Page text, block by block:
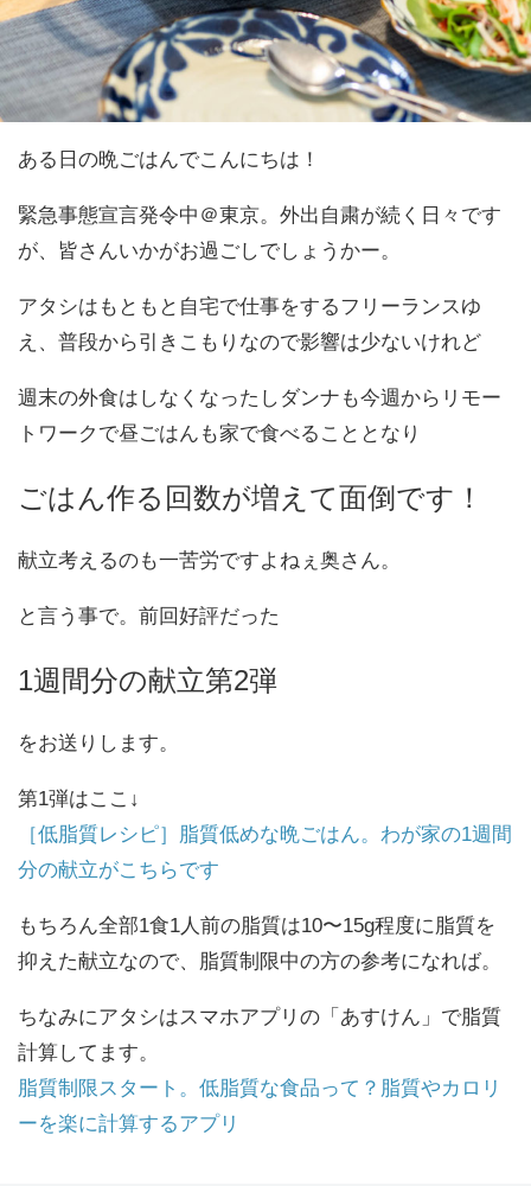
ある日の晩ごはんでこんにちは！
緊急事態宣言発令中＠東京。外出自粛が続く日々です
が、皆さんいかがお過ごしでしょうかー。
アタシはもともと自宅で仕事をするフリーランスゆ
え、普段から引きこもりなので影響は少ないけれど
週末の外食はしなくなったしダンナも今週からリモー
トワークで昼ごはんも家で食べることとなり
ごはん作る回数が増えて面倒です！
献立考えるのも一苦労ですよねぇ奥さん。
と言う事で。前回好評だった
1週間分の献立第2弾
をお送りします。
第1弾はここ↓
［低脂質レシピ］脂質低めな晩ごはん。わが家の1週間
分の献立がこちらです
もちろん全部1食1人前の脂質は10〜15g程度に脂質を
抑えた献立なので、脂質制限中の方の参考になれば。
ちなみにアタシはスマホアプリの「あすけん」で脂質
計算してます。
脂質制限スタート。低脂質な食品って？脂質やカロリ
ーを楽に計算するアプリ